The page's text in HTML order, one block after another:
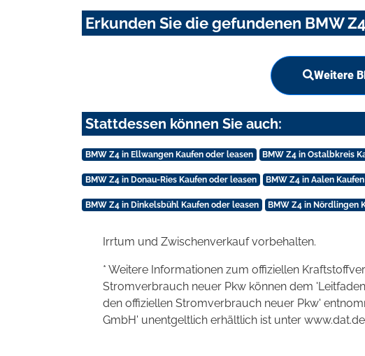
Erkunden Sie die gefundenen BMW
Weitere
Stattdessen können Sie auch:
BMW Z4 in Ellwangen Kaufen oder leasen BMW Z4 in Ostalbkreis
BMW Z4 in Donau-Ries Kaufen oder leasen BMW Z4 in Aalen
BMW Z4 in Dinkelsbühl Kaufen oder leasen BMW Z4 in Nördlingen
Irrtum und Zwischenverkauf vorbehalten.
* Weitere Informationen zum offiziellen
Stromverbrauch neuer Pkw können dem
den offiziellen Stromverbrauch neuer Pkw'
GmbH' unentgeltlich erhältlich ist unter